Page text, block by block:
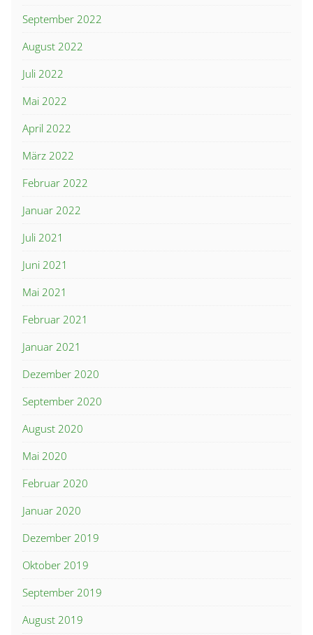
September 2022
August 2022
Juli 2022
Mai 2022
April 2022
März 2022
Februar 2022
Januar 2022
Juli 2021
Juni 2021
Mai 2021
Februar 2021
Januar 2021
Dezember 2020
September 2020
August 2020
Mai 2020
Februar 2020
Januar 2020
Dezember 2019
Oktober 2019
September 2019
August 2019